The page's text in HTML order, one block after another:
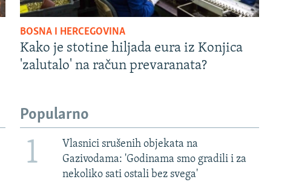
BOSNA I HERCEGOVINA
Kako je stotine hiljada eura iz Konjica
'zalutalo' na račun prevaranata?
Popularno
1
Vlasnici srušenih objekata na
Gazivodama: 'Godinama smo gradili i za
nekoliko sati ostali bez svega'